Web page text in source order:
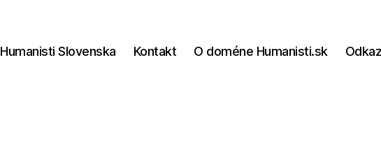
Humanisti Slovenska Kontakt O doméne Humanisti.sk